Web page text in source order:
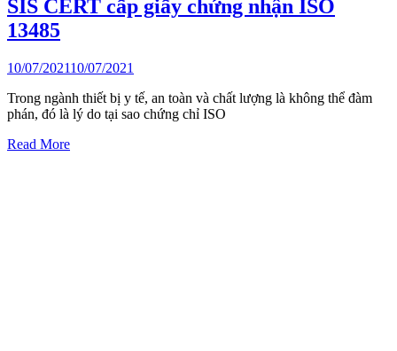
SIS CERT cấp giấy chứng nhận ISO
13485
10/07/202110/07/2021
Trong ngành thiết bị y tế, an toàn và chất lượng là không thể đàm
phán, đó là lý do tại sao chứng chỉ ISO
Read More